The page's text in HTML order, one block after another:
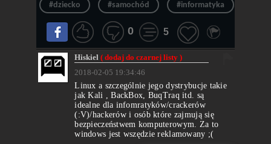
#dziecko #samochód #informatyka
0 5
Hiskiel( dodaj do czarnej listy )
2018-02-05 19:34:46
Linux a szczególnie jego dystrybucje takie
jak Kali , BackBox, BuqTraq itd. są
idealne dla infomratyków/crackerów
(:V)/hackerów i osób które zajmują się
bezpieczeństwem komputerowym. Za to
windows jest wszędzie reklamowany ;(